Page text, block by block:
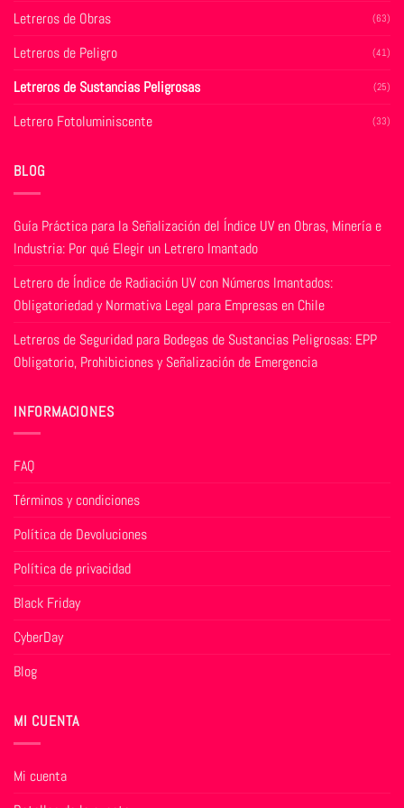
de
Letreros de Obras (63)
Letreros de Peligro (41)
Letreros de Sustancias Peligrosas (25)
Letrero Fotoluminiscente (33)
BLOG
Guía Práctica para la Señalización del Índice UV en Obras, Minería e
Industria: Por qué Elegir un Letrero Imantado
Letrero de Índice de Radiación UV con Números Imantados:
Obligatoriedad y Normativa Legal para Empresas en Chile
Letreros de Seguridad para Bodegas de Sustancias Peligrosas: EPP
Obligatorio, Prohibiciones y Señalización de Emergencia
INFORMACIONES
FAQ
Términos y condiciones
Política de Devoluciones
Política de privacidad
Black Friday
CyberDay
Blog
MI CUENTA
Mi cuenta